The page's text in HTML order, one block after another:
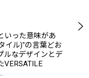
いった意味があ
イル)"の言葉どお
ルなデザインとデ
VERSATILE